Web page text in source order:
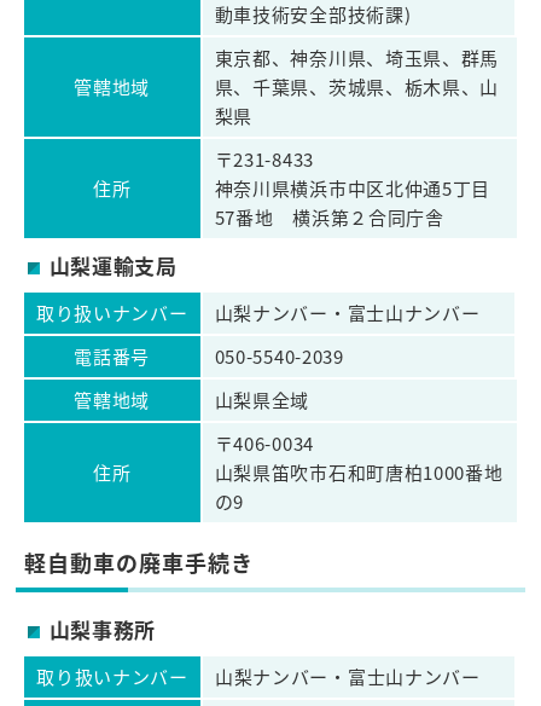
動車技術安全部技術課)
管轄地域
東京都、神奈川県、埼玉県、群馬
県、千葉県、茨城県、栃木県、山
梨県
住所
〒231-8433
神奈川県横浜市中区北仲通5丁目
57番地 横浜第２合同庁舎
山梨運輸支局
取り扱いナンバー
山梨ナンバー・富士山ナンバー
電話番号
050-5540-2039
管轄地域
山梨県全域
住所
〒406-0034
山梨県笛吹市石和町唐柏1000番地
の9
軽自動車の廃車手続き
山梨事務所
取り扱いナンバー
山梨ナンバー・富士山ナンバー